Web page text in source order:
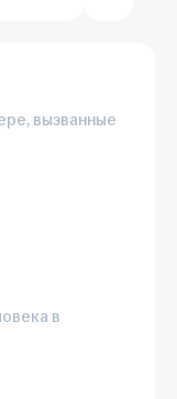
вызванные
в